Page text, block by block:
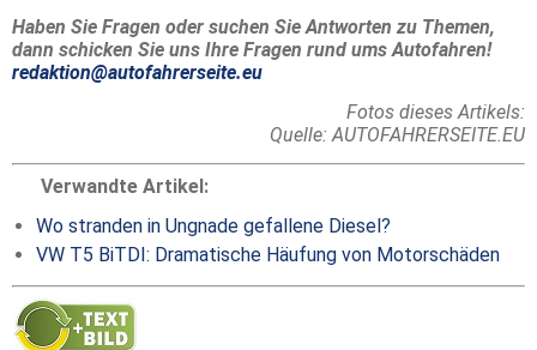
Haben Sie Fragen oder suchen Sie Antworten zu Themen,
dann schicken Sie uns Ihre Fragen rund ums Autofahren!
redaktion@autofahrerseite.eu
Fotos dieses Artikels:
Quelle: AUTOFAHRERSEITE.EU
Verwandte Artikel:
Wo stranden in Ungnade gefallene Diesel?
VW T5 BiTDI: Dramatische Häufung von Motorschäden